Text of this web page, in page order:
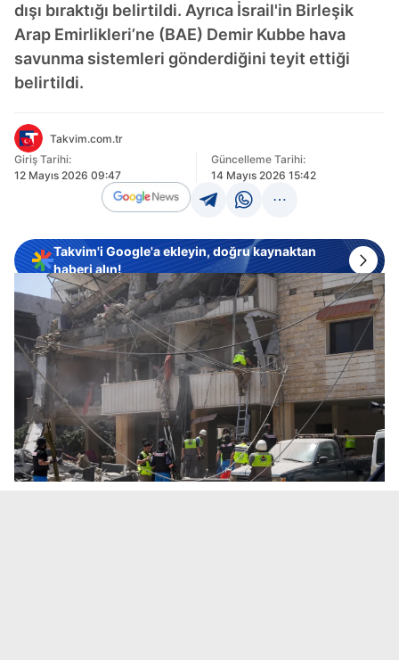
dışı bıraktığı belirtildi. Ayrıca İsrail'in Birleşik
Arap Emirlikleri’ne (BAE) Demir Kubbe hava
savunma sistemleri gönderdiğini teyit ettiği
belirtildi.
Takvim.com.tr
Giriş Tarihi:
12 Mayıs 2026 09:47
Güncelleme Tarihi:
14 Mayıs 2026 15:42
Takvim'i Google'a ekleyin, doğru kaynaktan
haberi alın!